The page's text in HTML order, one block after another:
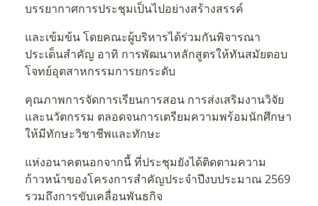
บรรยากาศการประชุมเป็นไปอย่างสร้างสรรค์
และเข้มข้น โดยคณะผู้บริหารได้ร่วมกันพิจารณา
ประเด็นสำคัญ อาทิ การพัฒนาหลักสูตรให้ทันสมัยตอบ
โจทย์อุตสาหกรรมการยกระดับ
คุณภาพการจัดการเรียนการสอน การส่งเสริมงานวิจัย
และนวัตกรรม ตลอดจนการเตรียมความพร้อมนักศึกษา
ให้มีทักษะวิชาชีพและทักษะ
แห่งอนาคตนอกจากนี้ ที่ประชุมยังได้ติดตามความ
ก้าวหน้าของโครงการสำคัญประจำปีงบประมาณ 2569
รวมถึงการขับเคลื่อนพันธกิจ